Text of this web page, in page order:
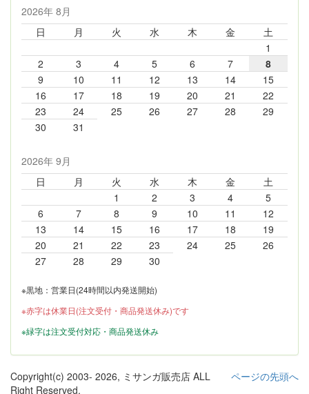
2026年 8月
日
月 火 水 木 金
土
1
2
3 4 5 6 7
8
9
10 11 12 13 14
15
16
17 18 19 20 21
22
23
24 25 26 27 28
29
30
31
2026年 9月
日
月 火 水 木 金
土
1
2 3 4
5
6
7 8 9 10 11
12
13
14 15 16 17 18
19
20
21 22 23 24 25
26
27
28 29 30
※黒地：営業日(24時間以内発送開始)
※赤字は休業日(注文受付・商品発送休み)です
※緑字は注文受付対応・商品発送休み
ページの先頭へ
Copyright(c) 2003- 2026, ミサンガ販売店 ALL
Right Reserved.